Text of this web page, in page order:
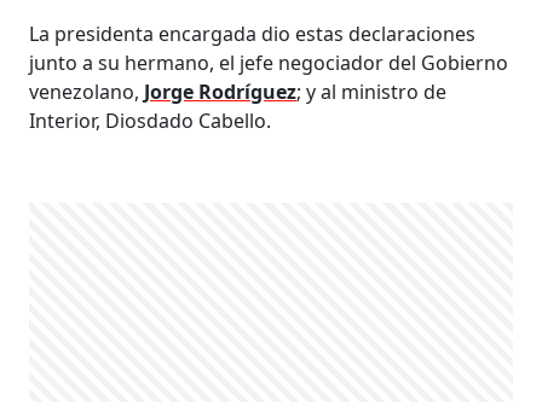
La presidenta encargada dio estas declaraciones
junto a su hermano, el jefe negociador del Gobierno
venezolano, Jorge Rodríguez; y al ministro de
Interior, Diosdado Cabello.